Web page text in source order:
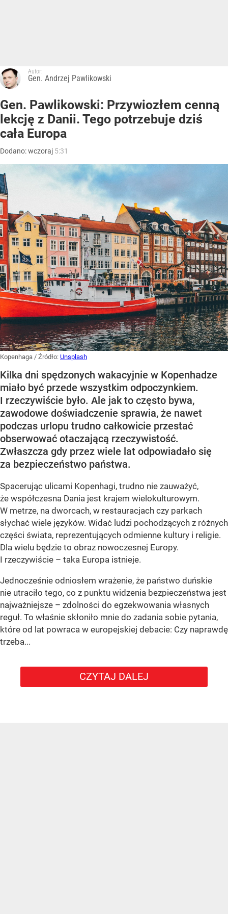
Autor:
Gen. Andrzej Pawlikowski
Gen. Pawlikowski: Przywiozłem cenną
lekcję z Danii. Tego potrzebuje dziś
cała Europa
Dodano:wczoraj 5:31
Kopenhaga / Źródło: Unsplash
Kilka dni spędzonych wakacyjnie w Kopenhadze
miało być przede wszystkim odpoczynkiem.
I rzeczywiście było. Ale jak to często bywa,
zawodowe doświadczenie sprawia, że nawet
podczas urlopu trudno całkowicie przestać
obserwować otaczającą rzeczywistość.
Zwłaszcza gdy przez wiele lat odpowiadało się
za bezpieczeństwo państwa.
Spacerując ulicami Kopenhagi, trudno nie zauważyć,
że współczesna Dania jest krajem wielokulturowym.
W metrze, na dworcach, w restauracjach czy parkach
słychać wiele języków. Widać ludzi pochodzących z różnych
części świata, reprezentujących odmienne kultury i religie.
Dla wielu będzie to obraz nowoczesnej Europy.
I rzeczywiście – taka Europa istnieje.
Jednocześnie odniosłem wrażenie, że państwo duńskie
nie utraciło tego, co z punktu widzenia bezpieczeństwa jest
najważniejsze – zdolności do egzekwowania własnych
reguł. To właśnie skłoniło mnie do zadania sobie pytania,
które od lat powraca w europejskiej debacie: Czy naprawdę
trzeba...
CZYTAJ DALEJ